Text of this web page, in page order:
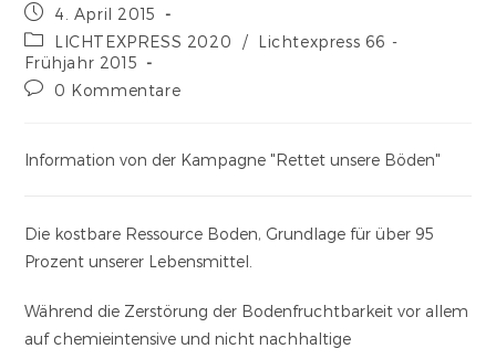
4. April 2015
LICHTEXPRESS 2020
/
Lichtexpress 66 -
Frühjahr 2015
0 Kommentare
Information von der Kampagne "Rettet unsere Böden"
Die kostbare Ressource Boden, Grundlage für über 95
Prozent unserer Lebensmittel.
Während die Zerstörung der Bodenfruchtbarkeit vor allem
auf chemieintensive und nicht nachhaltige